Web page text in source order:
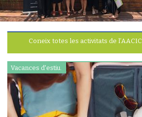
Coneix totes les activitats de l’AACIC
Vacances d'estiu.